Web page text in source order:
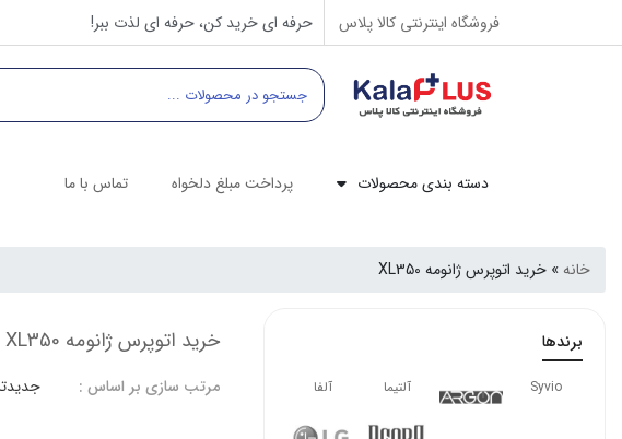
فروشگاه اینترنتی کالا پلاس حرفه ای خرید کن، حرفه ای لذت ببر!
دسته بندی محصولات پرداخت مبلغ دلخواه تماس با ما
خانه» خرید اتوپرس ژانومه XL350
خرید اتوپرس ژانومه XL350
مرتب سازی بر اساس :
برندها
Syvio آلتیما آلفا